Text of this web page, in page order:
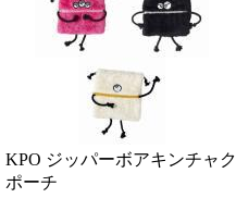
KPO ジッパーボアキンチャク
ポーチ